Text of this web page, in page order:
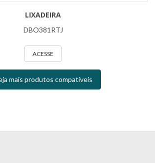
LIXADEIRA
DBO381RTJ
ACESSE
mais produtos compatíveis